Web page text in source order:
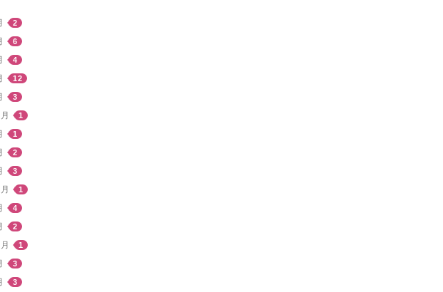
2
6
4
12
3
1
1
2
3
1
4
2
1
3
3